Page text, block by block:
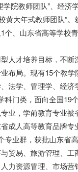
学院教师团队”、经济
黄大年式教师团队”
个、山东省高等学校
人才培养目标，不断
布局。现有15个教学
法学、管理学、经济
科门类，面向全国19
业，学前教育专业被
成人高等教育品牌专
专业群，获批山东省
贸易、旅游管理、工
人力资源管理、市场